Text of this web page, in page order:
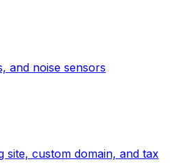
and noise sensors
site, custom domain, and tax